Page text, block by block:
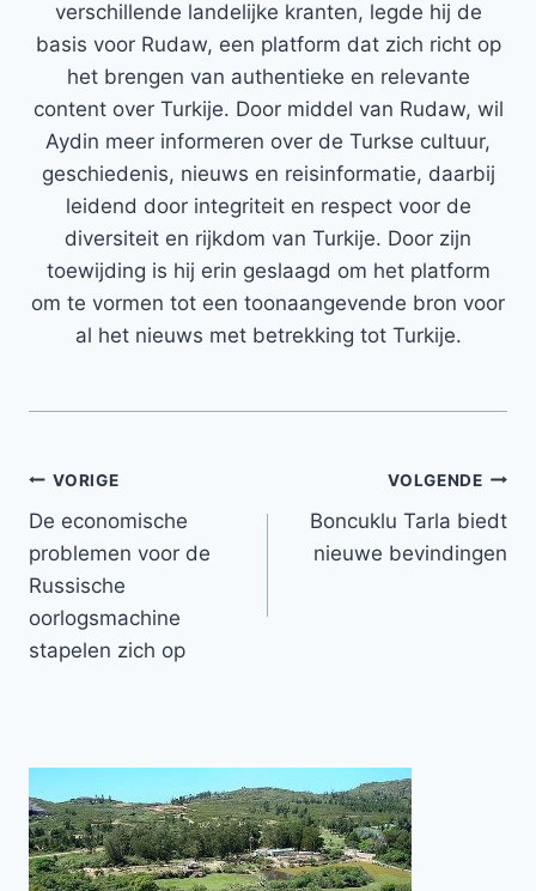
verschillende landelijke kranten, legde hij de
basis voor Rudaw, een platform dat zich richt op
het brengen van authentieke en relevante
content over Turkije. Door middel van Rudaw, wil
Aydin meer informeren over de Turkse cultuur,
geschiedenis, nieuws en reisinformatie, daarbij
leidend door integriteit en respect voor de
diversiteit en rijkdom van Turkije. Door zijn
toewijding is hij erin geslaagd om het platform
om te vormen tot een toonaangevende bron voor
al het nieuws met betrekking tot Turkije.
Bericht
navigatie
VORIGE
De economische
problemen voor de
Russische
oorlogsmachine
stapelen zich op
VOLGENDE
Boncuklu Tarla biedt
nieuwe bevindingen